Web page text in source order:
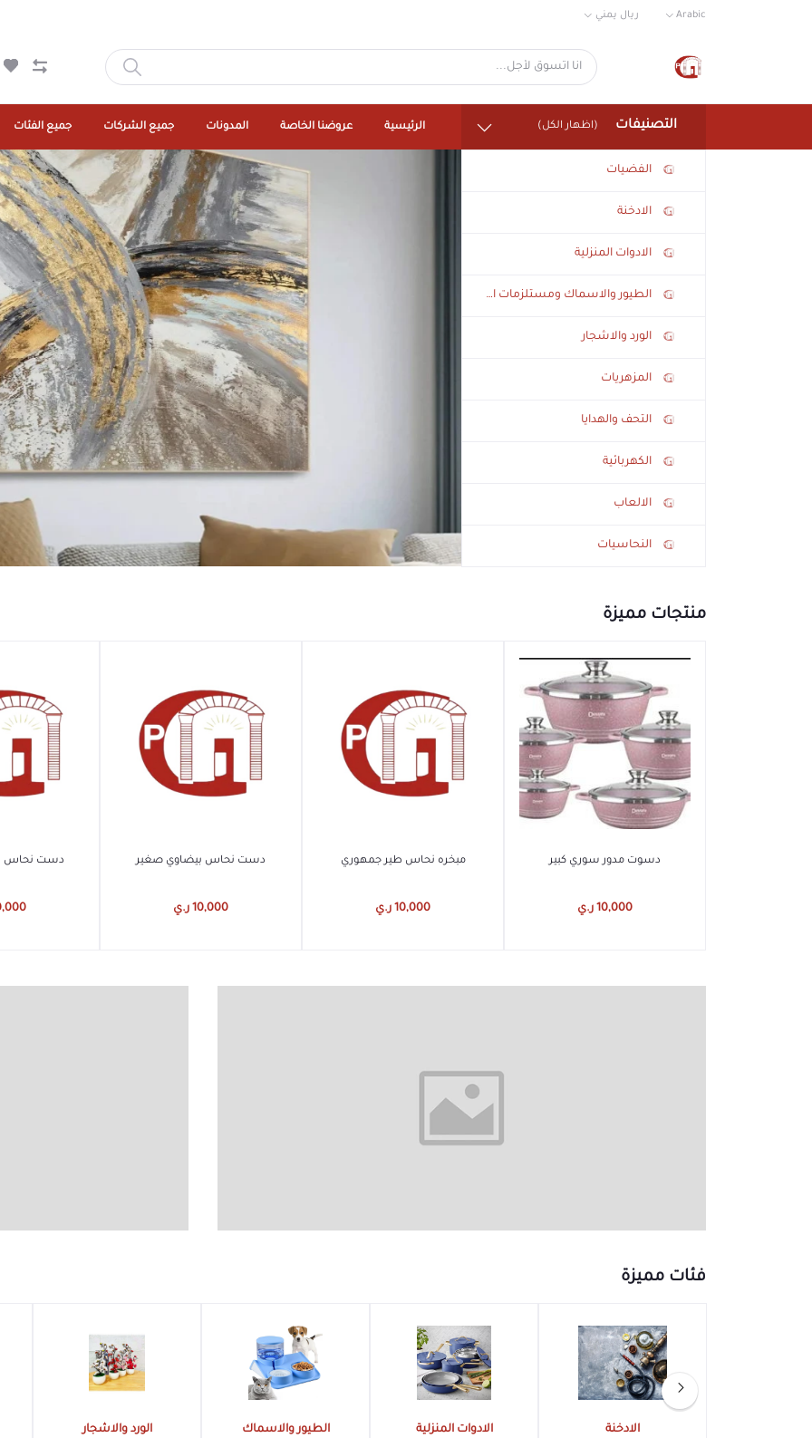
Arabic ريال يمني
التصنيفات (اظهار الكل) الرئيسية عروضنا الخاصة المدونات جميع الشركات جميع الفئات
الفضيات
الادخنة
الادوات المنزلية
الطيور والاسماك ومستلزمات الحيوانات الاليفة
الورد والاشجار
المزهريات
التحف والهدايا
الكهربائية
الالعاب
النحاسيات
منتجات مميزة
أضف إلى السلة
دسوت مدور سوري كبير
10,000 ر.ي
أضف إلى السلة
مبخره نحاس طير جمهوري
10,000 ر.ي
أضف إلى السلة
دست نحاس بيضاوي صغير
10,000 ر.ي
أضف
دست نحاس
10,000
فئات مميزة
الادوات المنزلية
الطيور والاسماك
الورد والاشجار المزهريات